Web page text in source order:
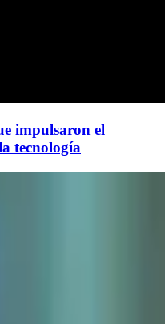
impulsaron el
tecnología